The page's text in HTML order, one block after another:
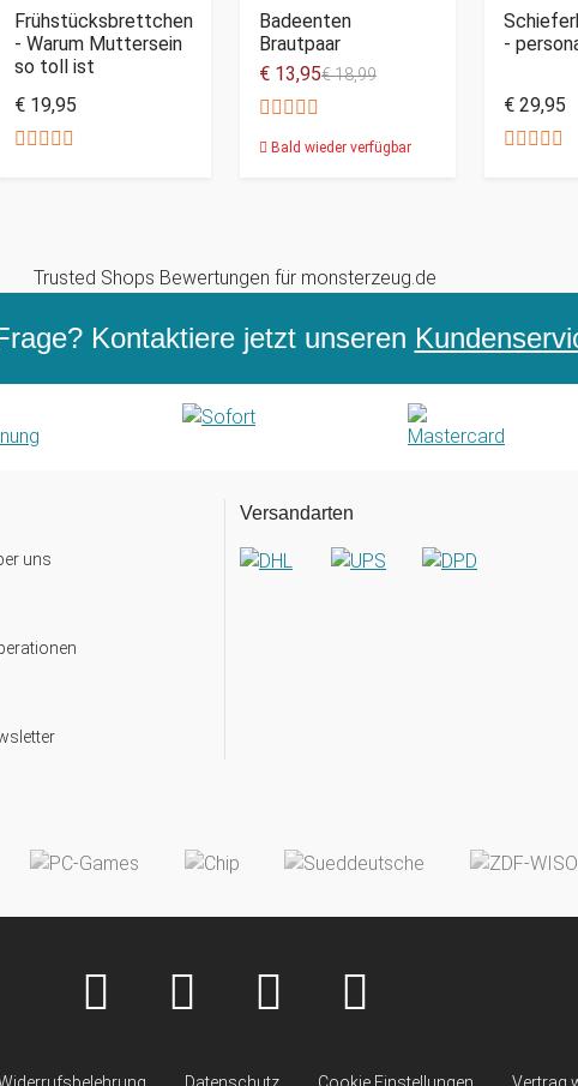
Frühstücksbrettchen
- Warum Muttersein
so toll ist
€ 19,95
Badeenten
Brautpaar
€ 13,95€ 18,99
Bald wieder verfügbar
-
€ 29,95
Kontaktiere jetzt unseren
uns
Versandarten